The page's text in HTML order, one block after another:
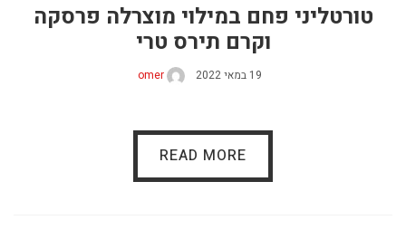
טורטליני פחם במילוי מוצרלה פרסקה
וקרם תירס טרי
19 במאי 2022 omer
READ MORE